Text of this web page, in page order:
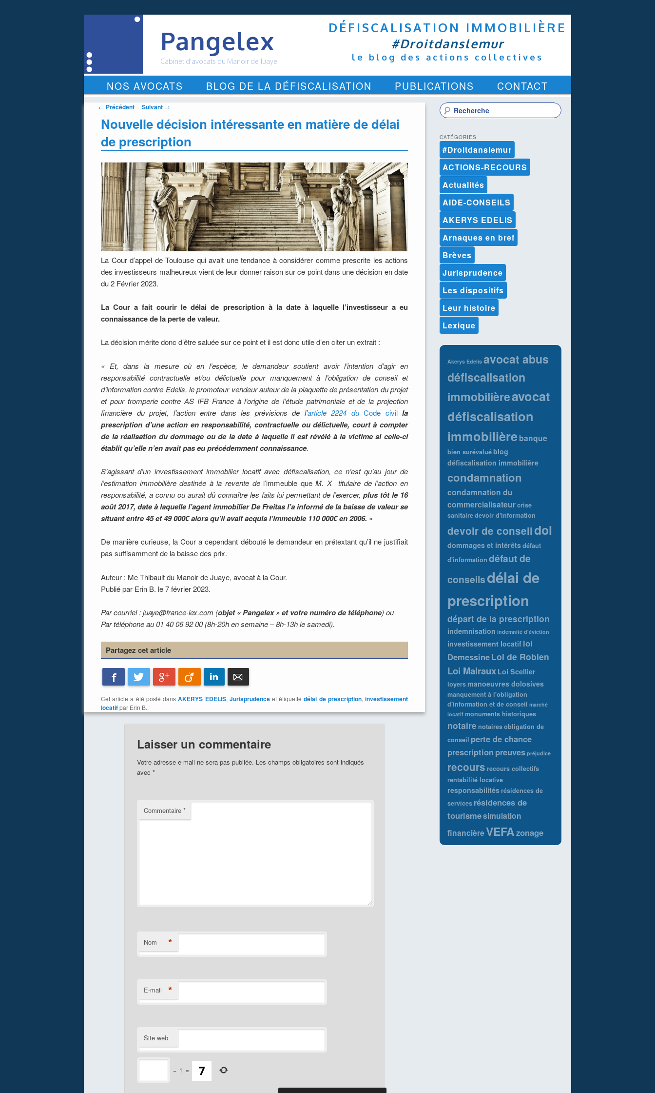
Pangelex
Cabinet d'avocats du Manoir de Juaye
DÉFISCALISATION IMMOBILIÈRE
#Droitdanslemur
le blog des actions collectives
principalALLER
AU
CONTENU
PRINCIPAL
NOS AVOCATS BLOG DE LA DÉFISCALISATION PUBLICATIONS CONTACT
Navigation
des
articles
← Précédent Suivant →
Nouvelle décision intéressante en matière de délai
de prescription
La Cour d’appel de Toulouse qui avait une tendance à considérer comme prescrite les actions
des investisseurs malheureux vient de leur donner raison sur ce point dans une décision en date
du 2 Février 2023.
La Cour a fait courir le délai de prescription à la date à laquelle l’investisseur a eu
connaissance de la perte de valeur.
La décision mérite donc d’être saluée sur ce point et il est donc utile d’en citer un extrait :
« Et, dans la mesure où en l’espèce, le demandeur soutient avoir l’intention d’agir en
responsabilité contractuelle et/ou délictuelle pour manquement à l’obligation de conseil et
d’information contre Edelis, le promoteur vendeur auteur de la plaquette de présentation du projet
et pour tromperie contre AS IFB France à l’origine de l’étude patrimoniale et de la projection
financière du projet, l’action entre dans les prévisions de l’article 2224 duCode civil la
prescription d’une action en responsabilité, contractuelle ou délictuelle, court à compter
de la réalisation du dommage ou de la date à laquelle il est révélé à la victime si celle-ci
établit qu’elle n’en avait pas eu précédemment connaissance.
S’agissant d’un investissement immobilier locatif avec défiscalisation, ce n’est qu’au jour de
l’estimation immobilière destinée à la revente del’immeuble queM. X titulaire de l’action en
responsabilité, a connu ou aurait dû connaître les faits lui permettant de l’exercer, plus tôt le 16
août 2017, date à laquelle l’agent immobilier De Freitas l’a informé de la baisse de valeur se
situant entre 45 et 49 000€ alors qu’il avait acquisl’immeuble 110 000€ en 2006. »
De manière curieuse, la Cour a cependant débouté le demandeur en prétextant qu’il ne justifiait
pas suffisamment de la baisse des prix.
Auteur : Me Thibault du Manoir de Juaye, avocat à la Cour.
Publié par Erin B. le 7 février 2023.
Par courriel : juaye@france-lex.com (objet « Pangelex » et votre numéro de téléphone) ou
Par téléphone au 01 40 06 92 00 (8h-20h en semaine – 8h-13h le samedi).
Partagez cet article
Facebook Twitter Google+ Viadeo LinkedIn
Cet article a été posté dansAKERYS EDELIS, Jurisprudenceet étiquettédélai de prescription,investissement
locatifpar Erin B..
Laisser un commentaire
Votre adresse e-mail ne sera pas publiée. Les champs obligatoires sont indiqués
avec *
Commentaire *
Nom *
E-mail *
Site web
− 1 =
R
e
h
e
c
h
CATÉGORIES
#Droitdanslemur
ACTIONS-RECOURS
Actualités
AIDE-CONSEILS
AKERYS EDELIS
Arnaques en bref
Brèves
Jurisprudence
Les dispositifs
Leur histoire
Lexique
Akerys Edelis avocat abus
défiscalisation
immobilièreavocat
défiscalisation
immobilièrebanque
bien surévalué blog
défiscalisation immobilière
condamnation
condamnation du
commercialisateurcrise
sanitairedevoir d'information
devoir de conseildol
dommages et intérêtsdéfaut
d'information défaut de
conseilsdélai de
prescription
départ de la prescription
indemnisation indemnité d'éviction
investissement locatif loi
DemessineLoi de Robien
Loi Malraux Loi Scellier
loyers manoeuvres dolosives
manquement à l'obligation
d'information et de conseil marché
locatif monuments historiques
notaire notairesobligation de
conseil perte de chance
prescription preuves préjudice
recours recours collectifs
rentabilité locative
responsabilitésrésidences de
services résidences de
tourismesimulation
financièreVEFAzonage